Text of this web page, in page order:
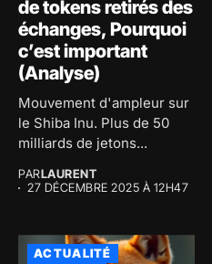
de tokens retirés des
échanges, Pourquoi
c’est important
(Analyse)
Mouvement d'ampleur sur
le Shiba Inu. Plus de 50
milliards de jetons...
PARLAURENT
27 DÉCEMBRE 2025 À 12H47
ACTUALITÉ